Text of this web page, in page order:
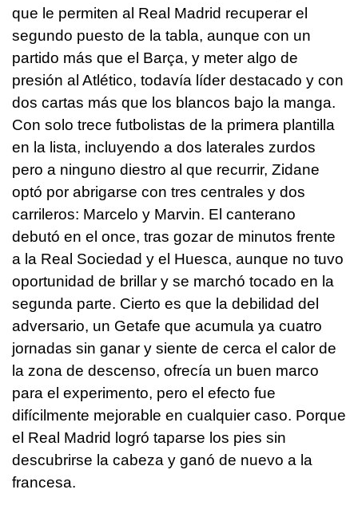
que le permiten al Real Madrid recuperar el
segundo puesto de la tabla, aunque con un
partido más que el Barça, y meter algo de
presión al Atlético, todavía líder destacado y con
dos cartas más que los blancos bajo la manga.
Con solo trece futbolistas de la primera plantilla
en la lista, incluyendo a dos laterales zurdos
pero a ninguno diestro al que recurrir, Zidane
optó por abrigarse con tres centrales y dos
carrileros: Marcelo y Marvin. El canterano
debutó en el once, tras gozar de minutos frente
a la Real Sociedad y el Huesca, aunque no tuvo
oportunidad de brillar y se marchó tocado en la
segunda parte. Cierto es que la debilidad del
adversario, un Getafe que acumula ya cuatro
jornadas sin ganar y siente de cerca el calor de
la zona de descenso, ofrecía un buen marco
para el experimento, pero el efecto fue
difícilmente mejorable en cualquier caso. Porque
el Real Madrid logró taparse los pies sin
descubrirse la cabeza y ganó de nuevo a la
francesa.